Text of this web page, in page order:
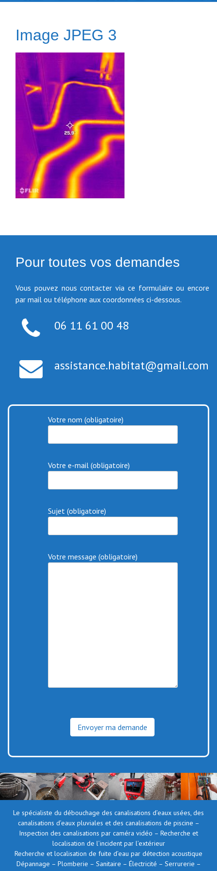
Image JPEG 3
Pour toutes vos demandes
Vous pouvez nous contacter via ce formulaire ou encore
par mail ou téléphone aux coordonnées ci-dessous.
06 11 61 00 48
assistance.habitat@gmail.com
Votre nom (obligatoire)
Votre e-mail (obligatoire)
Sujet (obligatoire)
Votre message (obligatoire)
Le spécialiste du débouchage des canalisations d’eaux usées, des
canalisations d’eaux pluviales et des canalisations de piscine –
Inspection des canalisations par caméra vidéo – Recherche et
localisation de l’incident par l’extérieur
Recherche et localisation de fuite d’eau par détection acoustique
Dépannage – Plomberie – Sanitaire – Électricité – Serrurerie –